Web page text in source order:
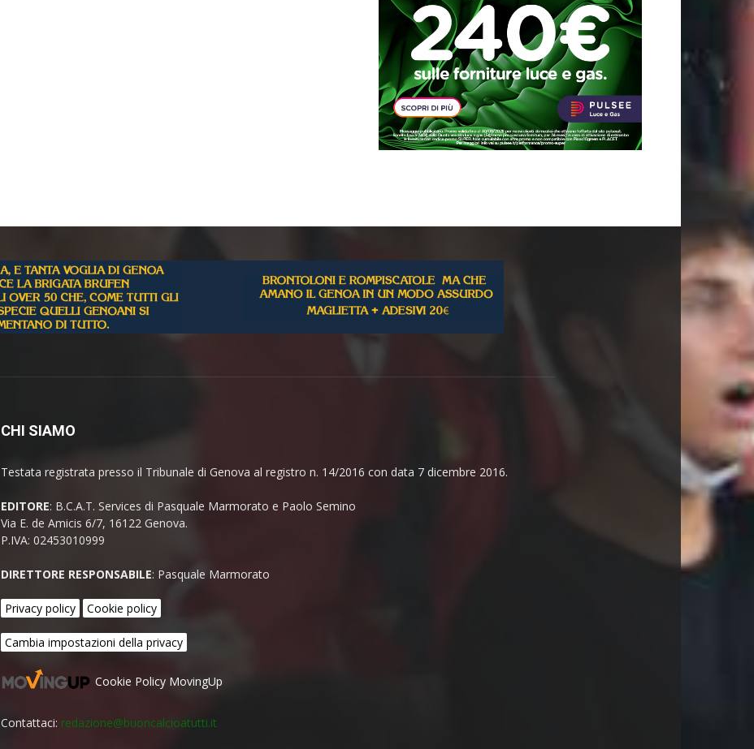
CHI SIAMO
Testata registrata presso il Tribunale di Genova al registro n. 14/2016 con data 7 dicembre 2016.
EDITORE: B.C.A.T. Services di Pasquale Marmorato e Paolo Semino
Via E. de Amicis 6/7, 16122 Genova.
P.IVA: 02453010999
DIRETTORE RESPONSABILE: Pasquale Marmorato
Privacy policy Cookie policy
Cambia impostazioni della privacy
Cookie Policy MovingUp
Contattaci: redazione@buoncalcioatutti.it